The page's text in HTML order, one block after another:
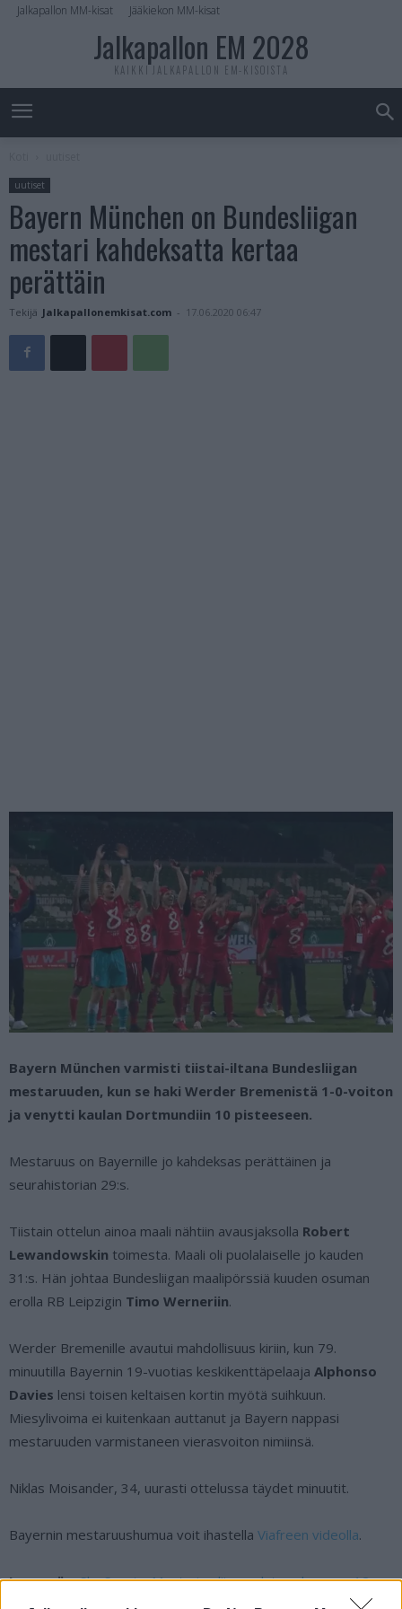
Jalkapallon MM-kisat Jääkiekon MM-kisat
Jalkapallon EM 2028
KAIKKI JALKAPALLON EM-KISOISTA
uutiset
Bayern München on Bundesliigan
mestari kahdeksatta kertaa
perättäin
Tekijä Jalkapallonemkisat.com - 17.06.2020 06:47
Bayern München varmisti tiistai-iltana Bundesliigan
mestaruuden, kun se haki Werder Bremenistä 1-0-voiton
ja venytti kaulan Dortmundiin 10 pisteeseen.
Mestaruus on Bayernille jo kahdeksas perättäinen ja
seurahistorian 29:s.
Tiistain ottelun ainoa maali nähtiin avausjaksolla Robert
Lewandowskin toimesta. Maali oli puolalaiselle jo kauden
31:s. Hän johtaa Bundesliigan maalipörssiä kuuden osuman
erolla RB Leipzigin Timo Werneriin.
Werder Bremenille avautui mahdollisuus kiriin, kun 79.
minuutilla Bayernin 19-vuotias keskikenttäpelaaja Alphonso
Davies lensi toisen keltaisen kortin myötä suihkuun.
Miesylivoima ei kuitenkaan auttanut ja Bayern nappasi
mestaruuden varmistaneen vierasvoiton nimiinsä.
Niklas Moisander, 34, uurasti ottelussa täydet minuutit.
Bayernin mestaruushumua voit ihastella Viafreen videolla.
Lue myös: Sky Sports: Mestarien liiga pelataan loppuun 12
päivän turnauksena